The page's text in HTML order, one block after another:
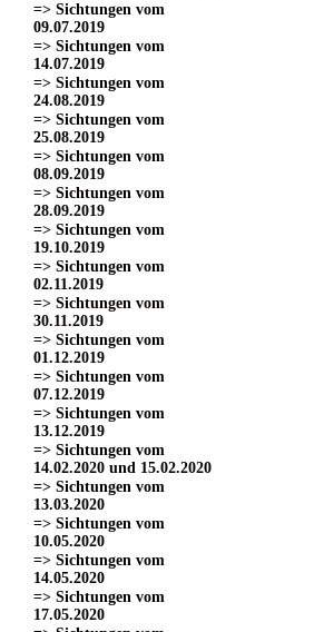
=> Sichtungen vom
09.07.2019
=> Sichtungen vom
14.07.2019
=> Sichtungen vom
24.08.2019
=> Sichtungen vom
25.08.2019
=> Sichtungen vom
08.09.2019
=> Sichtungen vom
28.09.2019
=> Sichtungen vom
19.10.2019
=> Sichtungen vom
02.11.2019
=> Sichtungen vom
30.11.2019
=> Sichtungen vom
01.12.2019
=> Sichtungen vom
07.12.2019
=> Sichtungen vom
13.12.2019
=> Sichtungen vom
14.02.2020 und 15.02.2020
=> Sichtungen vom
13.03.2020
=> Sichtungen vom
10.05.2020
=> Sichtungen vom
14.05.2020
=> Sichtungen vom
17.05.2020